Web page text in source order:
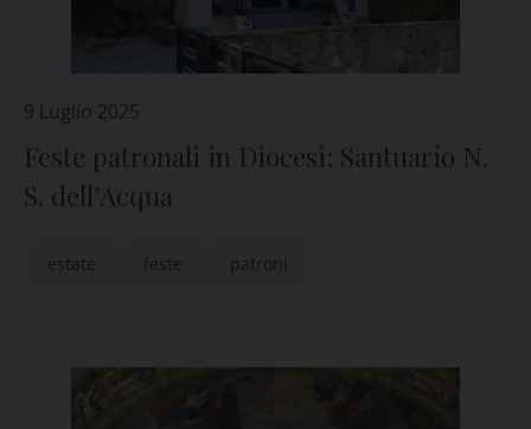
9 Luglio 2025
Feste patronali in Diocesi: Santuario N.
S. dell’Acqua
estate feste patroni